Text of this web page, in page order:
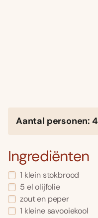
Aantal personen: 4
Ingrediënten
1 klein stokbrood
5 el olijfolie
zout en peper
1 kleine savooiekool